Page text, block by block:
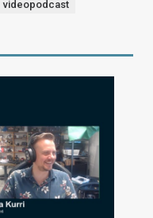
videopodcast